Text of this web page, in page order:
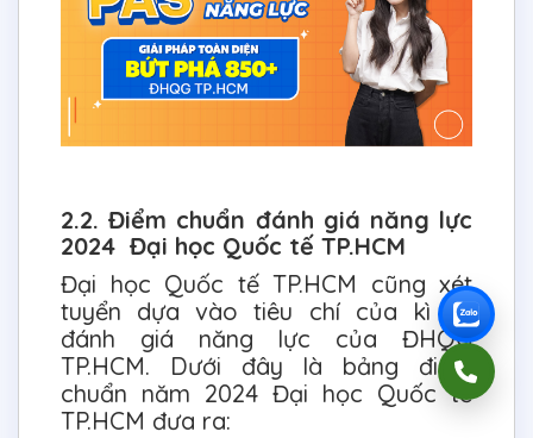
2.2. Điểm chuẩn đánh giá năng lực
2024 Đại học Quốc tế TP.HCM
Đại học Quốc tế TP.HCM cũng xét
tuyển dựa vào tiêu chí của kì thi
đánh giá năng lực của ĐHQG
TP.HCM. Dưới đây là bảng điểm
chuẩn năm 2024 Đại học Quốc tế
TP.HCM đưa ra: